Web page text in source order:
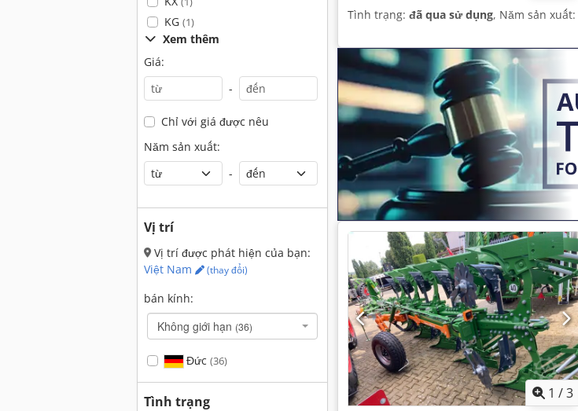
KG (1)
Xem thêm
Giá:
-
Chỉ với giá được nêu
Năm sản xuất:
-
Vị trí
Vị trí được phát hiện của bạn:
Việt Nam
(thay đổi)
bán kính:
Không giới hạn (36)
Đức (36)
Tình trạng
Tình trạng: đã qua sử dụng, Năm sản xuất:
1 /3